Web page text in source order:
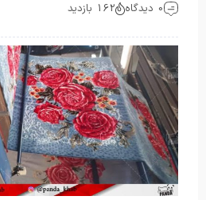
0 دیدگاه
162 بازدید